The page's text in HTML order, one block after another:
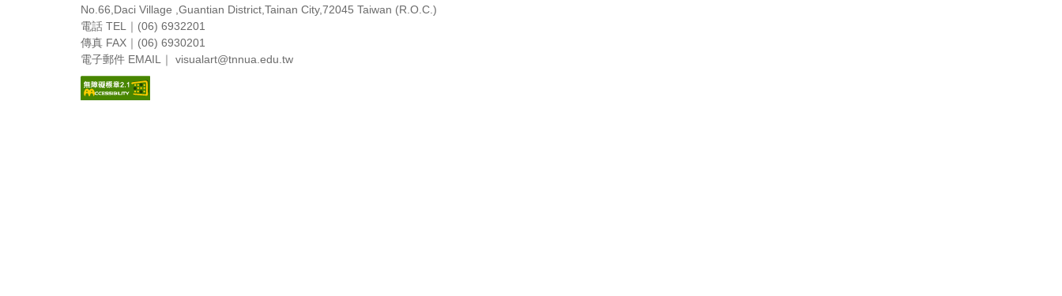
No.66,Daci Village ,Guantian District,Tainan City,72045 Taiwan (R.O.C.)
電話 TEL｜(06) 6932201
傳真 FAX｜(06) 6930201
電子郵件 EMAIL｜ visualart@tnnua.edu.tw